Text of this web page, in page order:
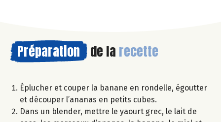
Préparation de la recette
Éplucher et couper la banane en rondelle, égoutter
et découper l’ananas en petits cubes.
Dans un blender, mettre le yaourt grec, le lait de